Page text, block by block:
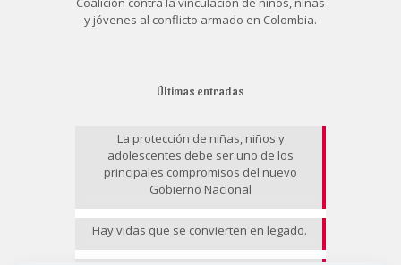
y jóvenes al conflicto armado en Colombia.
Últimas entradas
La protección de niñas, niños y
adolescentes debe ser uno de los
principales compromisos del nuevo
Gobierno Nacional
Hay vidas que se convierten en legado.